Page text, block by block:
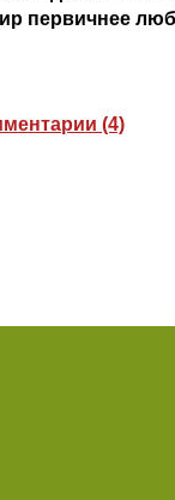
первичнее
(4)